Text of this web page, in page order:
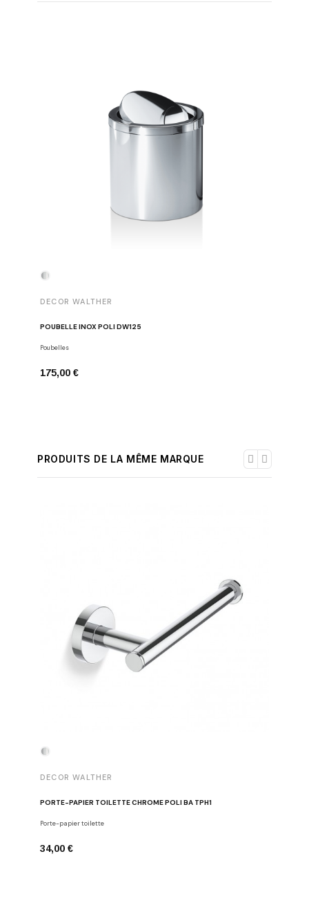
DECOR WALTHER
POUBELLE INOX POLI DW125
Poubelles
175,00 €
PRODUITS DE LA MÊME MARQUE
DECOR WALTHER
PORTE-PAPIER TOILETTE CHROME POLI BA TPH1
Porte-papier toilette
34,00 €